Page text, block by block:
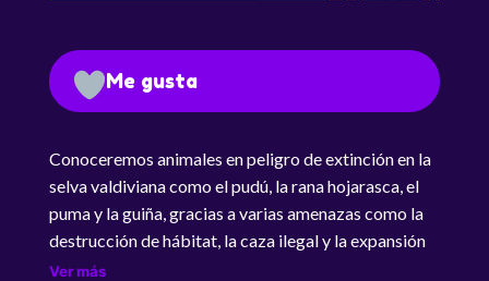
Me gusta
Conoceremos animales en peligro de extinción en la
selva valdiviana como el pudú, la rana hojarasca, el
puma y la guiña, gracias a varias amenazas como la
destrucción de hábitat, la caza ilegal y la expansión
de plantaciones de especies exóticas.
Ver más